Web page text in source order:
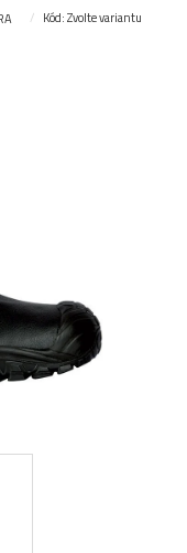
Kód:Zvolte variantu